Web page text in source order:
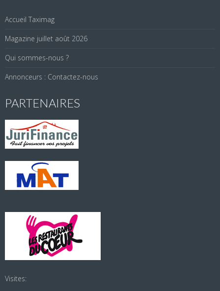
Accueil Taximag
Magazine juillet août 2026
Qui sommes-nous ?
Annonceurs : Contactez-nous
PARTENAIRES
Visites: